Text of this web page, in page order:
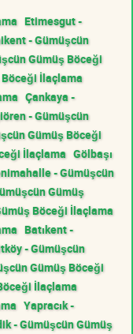
Etimesgut -
- Gümüşcün
Gümüş Böceği
İlaçlama
Çankaya -
- Gümüşcün
Gümüş Böceği
İlaçlama Gölbaşı
- Gümüşcün
Gümüş
Böceği İlaçlama
Batıkent -
- Gümüşcün
Gümüş Böceği
İlaçlama
Yapracık -
- Gümüşcün Gümüş